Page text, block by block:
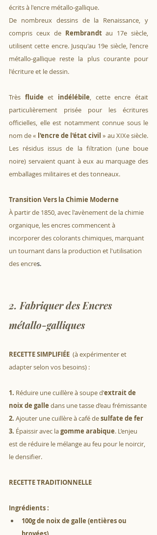
écrits à l'encre métallo-gallique.
De nombreux dessins de la Renaissance, y
compris ceux de Rembrandt au 17e siècle,
utilisent cette encre. Jusqu'au 19e siècle, l'encre
métallo-gallique reste la plus courante pour
l'écriture et le dessin.
Très fluide et indélébile, cette encre était
particulièrement prisée pour les écritures
officielles, elle est notamment connue sous le
nom de « l'encre de l'état civil » au XIXe siècle.
Les résidus issus de la filtration (une boue
noire) servaient quant à eux au marquage des
emballages militaires et des tonneaux.
Transition Vers la Chimie Moderne
À partir de 1850, avec l'avènement de la chimie
organique, les encres commencent à
incorporer des colorants chimiques, marquant
un tournant dans la production et l'utilisation
des encres.
2. Fabriquer des Encres
métallo-galliques
RECETTE SIMPLIFIÉE (à expérimenter et
adapter selon vos besoins) :
1. Réduire une cuillère à soupe d’extrait de
noix de galle dans une tasse d’eau frémissante
2. Ajouter une cuillère à café de sulfate de fer
3. Épaissir avec la gomme arabique. L’enjeu
est de réduire le mélange au feu pour le noircir,
le densifier.
RECETTE TRADITIONNELLE
Ingrédients :
100g de noix de galle (entières ou